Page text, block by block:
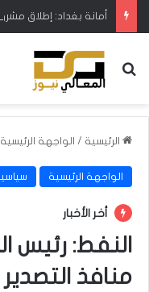
بحث عن
الرئيسية / الواجهة الرئيسية
الواجهة الرئيسية
أخر الأخبار
النفط: رئيس
منافذ التصدير